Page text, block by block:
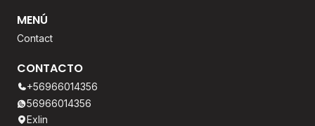
MENÚ
Contact
CONTACTO
+56966014356
56966014356
Exlin